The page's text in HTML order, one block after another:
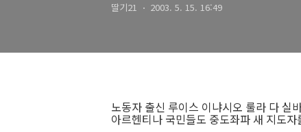
딸기21 2003. 5. 15. 16:49
노동자 출신 루이스 이냐시오 룰라 다 실
아르헨티나 국민들도 중도좌파 새 지도